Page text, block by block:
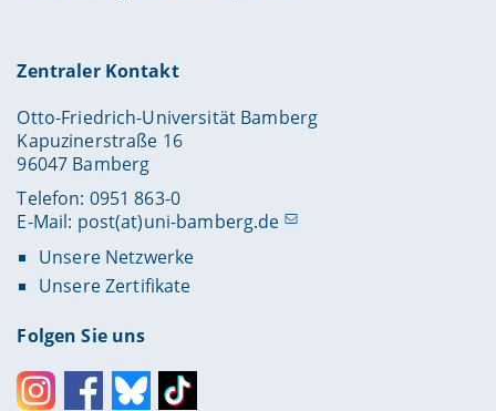
Zentraler Kontakt
Otto-Friedrich-Universität Bamberg
Kapuzinerstraße 16
96047 Bamberg
Telefon: 0951 863-0
E-Mail: post(at)uni-bamberg.de
Unsere Netzwerke
Unsere Zertifikate
Folgen Sie uns